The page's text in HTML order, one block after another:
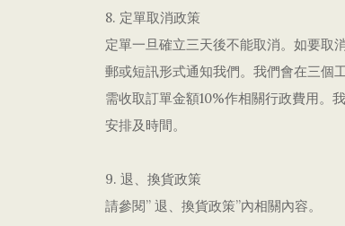
8. 定單取消政策
定單一旦確立三天後不能取消。如要取
郵或短訊形式通知我們。我們會在三個
需收取訂單金額10%作相關行政費用。
安排及時間。
9. 退、換貨政策
請參閱” 退、換貨政策”內相關內容。